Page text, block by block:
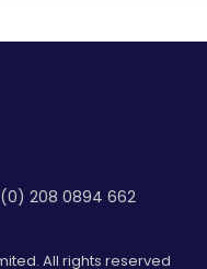
208 0894 662
All rights reserved